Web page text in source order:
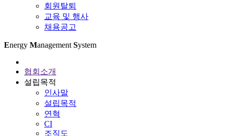
회원탈퇴
교육 및 행사
채용공고
Energy Management System
협회소개
설립목적
인사말
설립목적
연혁
CI
조직도